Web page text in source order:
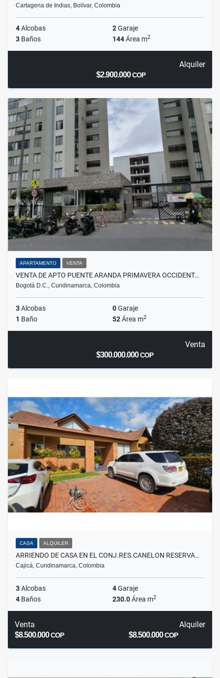
Cartagena de Indias, Bolívar, Colombia
4Alcobas 2Garaje
3 Baños 144Área m2
Alquiler
$2.900.000COP
APARTAMENTO VENTA
VENTA DE APTO PUENTE ARANDA PRIMAVERA OCCIDENT…
Bogotá D.C., Cundinamarca, Colombia
3Alcobas 0Garaje
1 Baño 52Área m2
Venta
$300.000.000COP
CASA ALQUILER
ARRIENDO DE CASA EN EL CONJ.RES.CANELON RESERVA…
Cajicá, Cundinamarca, Colombia
3Alcobas 4Garaje
4 Baños 230.0Área m2
Venta
$8.500.000COP
Alquiler
$8.500.000COP